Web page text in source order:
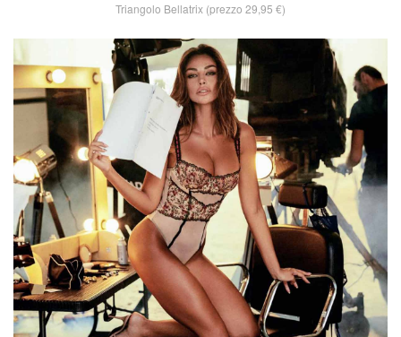
Triangolo Bellatrix (prezzo 29,95 €)